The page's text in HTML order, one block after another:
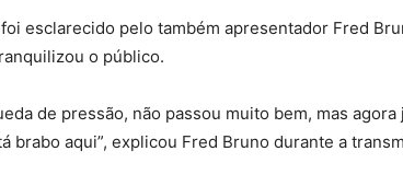
esclarecido pelo também apresentador Fred
o público.
de pressão, não passou muito bem, mas agora
brabo aqui”, explicou Fred Bruno durante a